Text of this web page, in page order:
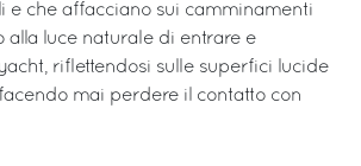
e che affacciano sui camminamenti
alla luce naturale di entrare e
riflettendosi sulle superfici lucide
mai perdere il contatto con